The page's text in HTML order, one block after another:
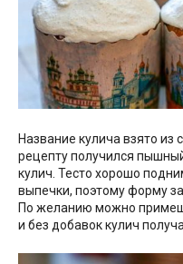
Название кулича взято из
рецепту получился
кулич. Тесто хорошо
выпечки, поэтому форму
По желанию можно
и без добавок кулич